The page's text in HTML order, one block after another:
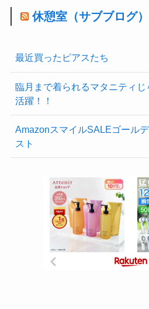
休憩室（サブブログ
最近買ったピアスたち
臨月まで着られるマタニティ
活躍！！
AmazonスマイルSALEゴール
スト